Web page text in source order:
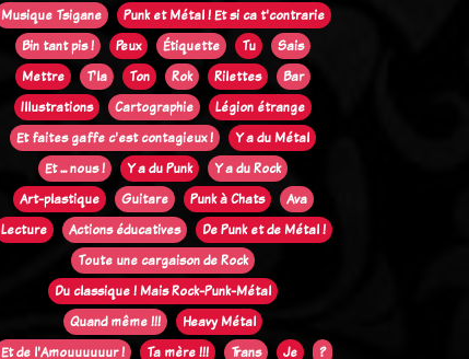
Musique Tsigane
Punk et Métal ! Et si ca t'contrarie
Bin tant pis !
Peux Étiquette Tu
Sais
Mettre
T'la Ton Rok Rilettes
Bar
Illustrations
Cartographie
Légion étrange
Et faites gaffe c'est contagieux !
Y a du Métal
Et ... nous !
Y a du Punk
Y a du Rock
Art-plastique
Guitare Punk à Chats
Ava
Lecture
Actions éducatives
De Punk et de Métal !
Toute une cargaison de Rock
Du classique ! Mais Rock-Punk-Métal
Quand même !!!
Heavy Métal
Et de l'Amouuuuuur !
Ta mère !!! Trans Je ?